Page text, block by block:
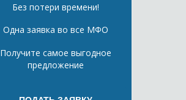
Без потери времени!
Одна заявка во все МФО
Получите самое выгодное
предложение